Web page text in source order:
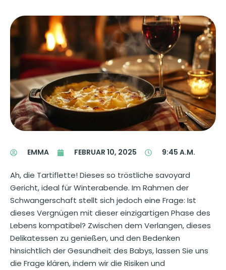
EMMA FEBRUAR 10, 2025 9:45 A.M.
Ah, die Tartiflette! Dieses so tröstliche savoyard
Gericht, ideal für Winterabende. Im Rahmen der
Schwangerschaft stellt sich jedoch eine Frage: Ist
dieses Vergnügen mit dieser einzigartigen Phase des
Lebens kompatibel? Zwischen dem Verlangen, dieses
Delikatessen zu genießen, und den Bedenken
hinsichtlich der Gesundheit des Babys, lassen Sie uns
die Frage klären, indem wir die Risiken und